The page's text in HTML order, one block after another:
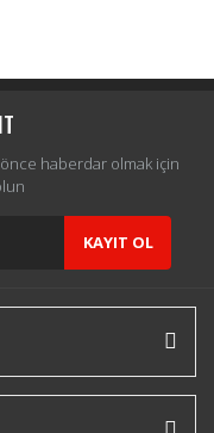
haberdar olmak için
KAYIT OL